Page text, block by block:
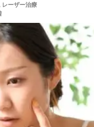
レーザー治療